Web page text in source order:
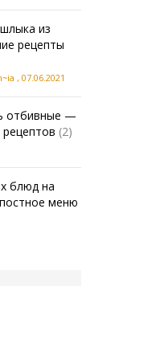
из
рецепты
, 07.06.2021
отбивные —
(2)
блюд на
меню